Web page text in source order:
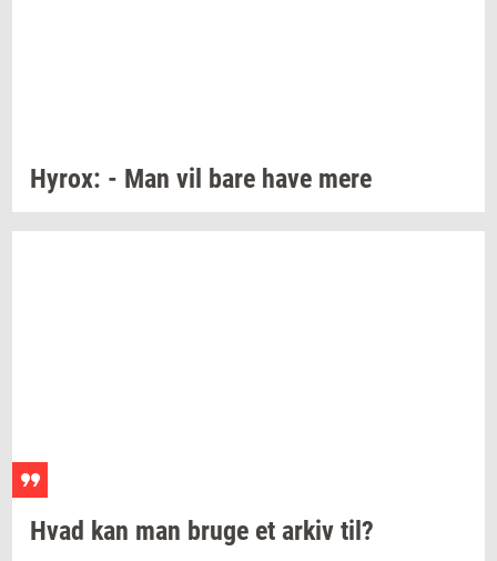
Hyrox: - Man vil bare have mere
Hvad kan man bruge et arkiv til?